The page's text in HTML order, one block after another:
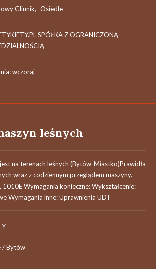
Glinnik, -Osiedle
SPÓŁKA Z OGRANICZONĄ
wczoraj
leśnych
na terenach leśnych (Bytów-Miastko)Prawidła
wraz z codziennym przeglądem maszyny.
Wymagania konieczne: Wykształcenie:
Wymagania inne: Uprawnienia UDT
/ Bytów